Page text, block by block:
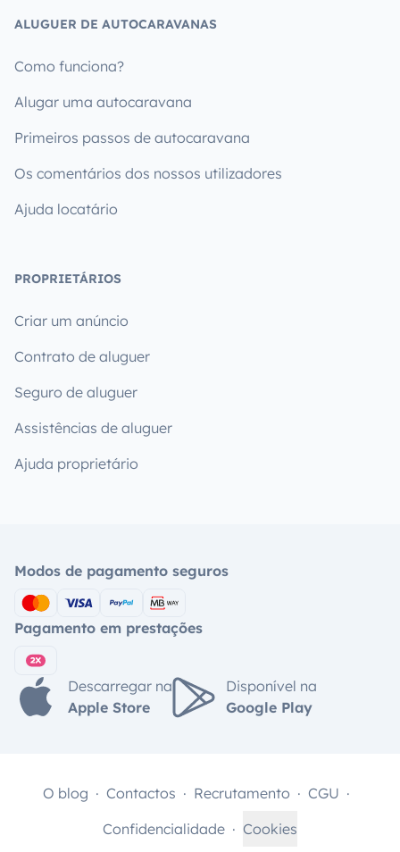
ALUGUER DE AUTOCARAVANAS
Como funciona?
Alugar uma autocaravana
Primeiros passos de autocaravana
Os comentários dos nossos utilizadores
Ajuda locatário
PROPRIETÁRIOS
Criar um anúncio
Contrato de aluguer
Seguro de aluguer
Assistências de aluguer
Ajuda proprietário
Modos de pagamento seguros
Pagamento em prestações
Descarregar na
Apple Store
Disponível na
Google Play
O blog Contactos Recrutamento
CGU
Confidencialidade
Cookies